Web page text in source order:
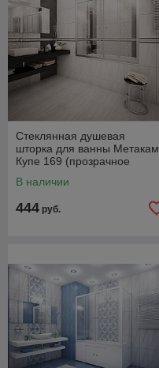
Стеклянная душевая
шторка для ванны Метакам
Купе 169 (прозрачное
В наличии
444 руб.